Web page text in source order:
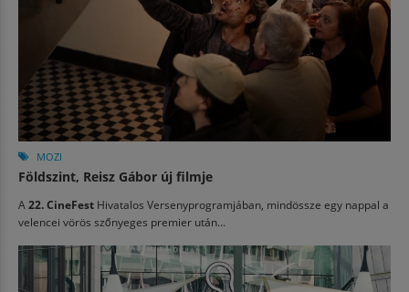
MOZI
Földszint, Reisz Gábor új filmje
A 22. CineFest Hivatalos Versenyprogramjában, mindössze egy nappal a
velencei vörös szőnyeges premier után...